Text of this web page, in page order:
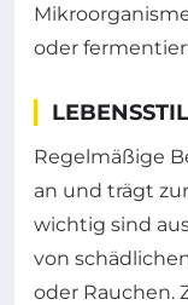
oder
Regelmäßige
an und trägt
wichtig sind
von
oder Rauchen.